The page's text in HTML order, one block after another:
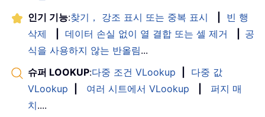
인기 기능:찾기， 강조 표시 또는 중복 표시
빈 행
삭제
데이터 손실 없이 열 결합 또는 셀 제거
공
식을 사용하지 않는 반올림...
슈퍼 LOOKUP:다중 조건 VLookup
다중 값
VLookup
여러 시트에서 VLookup
퍼지 매
치....